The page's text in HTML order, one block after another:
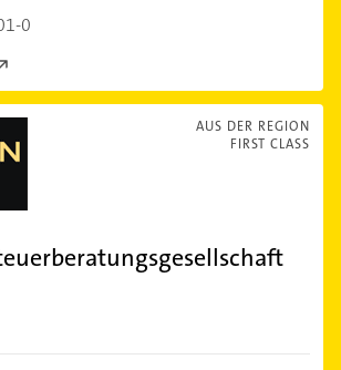
0
AUS DER REGION
FIRST CLASS